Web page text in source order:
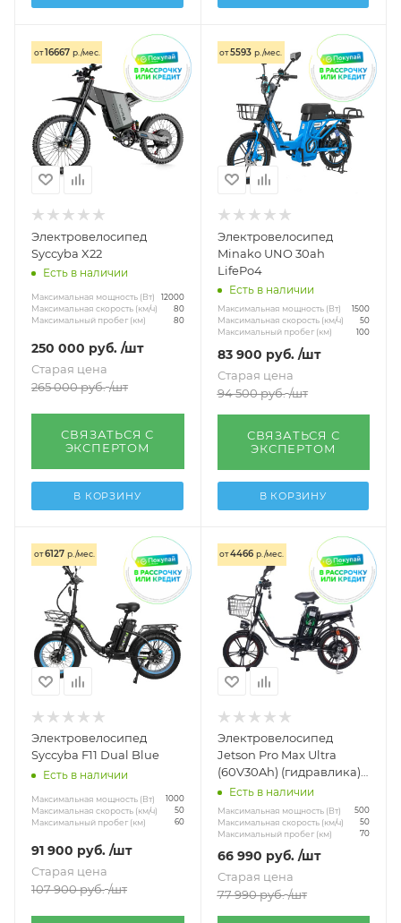
от16667 р./мес.
Электровелосипед
Syccyba X22
Есть в наличии
Максимальная мощность (Вт) 12000
Максимальная скорость (км/ч) 80
Максимальный пробег (км) 80
250 000 руб. /шт
Старая цена
265 000руб. /шт
СВЯЗАТЬСЯ С
ЭКСПЕРТОМ
В КОРЗИНУ
от5593 р./мес.
Электровелосипед
Minako UNO 30ah
LifePo4
Есть в наличии
Максимальная мощность (Вт) 1500
Максимальная скорость (км/ч) 50
Максимальный пробег (км) 100
83 900 руб. /шт
Старая цена
94 500руб. /шт
СВЯЗАТЬСЯ С
ЭКСПЕРТОМ
В КОРЗИНУ
от6127 р./мес.
Электровелосипед
Syccyba F11 Dual Blue
Есть в наличии
Максимальная мощность (Вт) 1000
Максимальная скорость (км/ч) 50
Максимальный пробег (км) 60
91 900 руб. /шт
Старая цена
107 900руб. /шт
от4466 р./мес.
Электровелосипед
Jetson Pro Max Ultra
(60V30Ah) (гидравлика)
Черный
Есть в наличии
Максимальная мощность (Вт) 500
Максимальная скорость (км/ч) 50
Максимальный пробег (км) 70
66 990 руб. /шт
Старая цена
77 990руб. /шт